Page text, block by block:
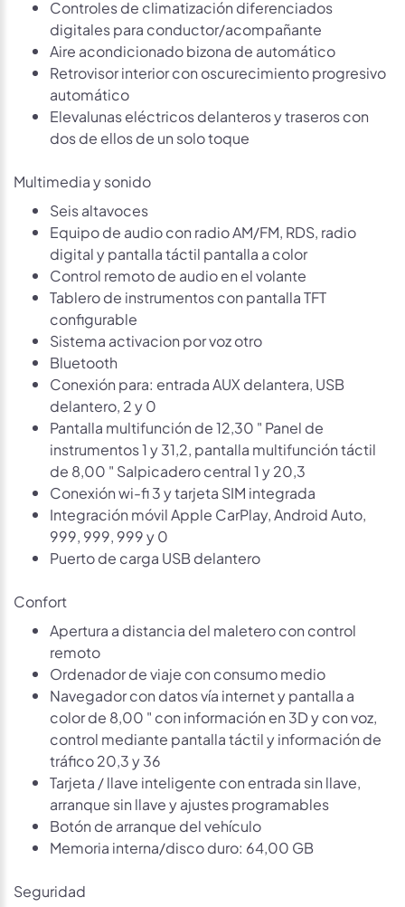
Controles de climatización diferenciados
digitales para conductor/acompañante
Aire acondicionado bizona de automático
Retrovisor interior con oscurecimiento progresivo
automático
Elevalunas eléctricos delanteros y traseros con
dos de ellos de un solo toque
Multimedia y sonido
Seis altavoces
Equipo de audio con radio AM/FM, RDS, radio
digital y pantalla táctil pantalla a color
Control remoto de audio en el volante
Tablero de instrumentos con pantalla TFT
configurable
Sistema activacion por voz otro
Bluetooth
Conexión para: entrada AUX delantera, USB
delantero, 2 y 0
Pantalla multifunción de 12,30 " Panel de
instrumentos 1 y 31,2, pantalla multifunción táctil
de 8,00 " Salpicadero central 1 y 20,3
Conexión wi-fi 3 y tarjeta SIM integrada
Integración móvil Apple CarPlay, Android Auto,
999, 999, 999 y 0
Puerto de carga USB delantero
Confort
Apertura a distancia del maletero con control
remoto
Ordenador de viaje con consumo medio
Navegador con datos vía internet y pantalla a
color de 8,00 " con información en 3D y con voz,
control mediante pantalla táctil y información de
tráfico 20,3 y 36
Tarjeta / llave inteligente con entrada sin llave,
arranque sin llave y ajustes programables
Botón de arranque del vehículo
Memoria interna/disco duro: 64,00 GB
Seguridad